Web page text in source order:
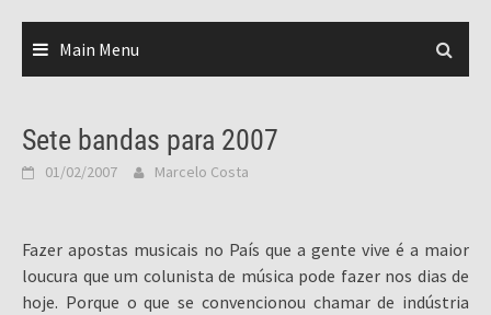
Main Menu
Sete bandas para 2007
01/02/2007 Marcelo Costa
Fazer apostas musicais no País que a gente vive é a maior
loucura que um colunista de música pode fazer nos dias de
hoje. Porque o que se convencionou chamar de indústria